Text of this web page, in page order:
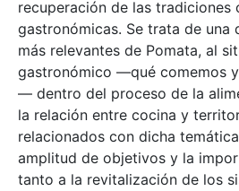
recuperación de las tradiciones
gastronómicas. Se trata de una
más relevantes de Pomata, al
gastronómico —qué comemos
— dentro del proceso de la
la relación entre cocina y
relacionados con dicha
amplitud de objetivos y la
tanto a la revitalización de los